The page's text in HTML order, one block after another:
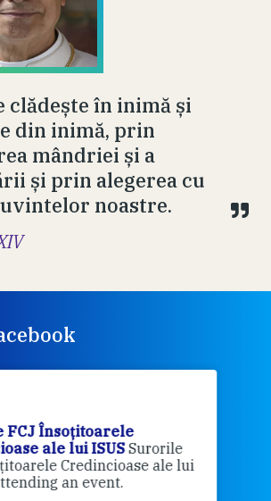
clădește în inimă și
din inimă, prin
mândriei și a
și prin alegerea cu
noastre.
FCJ Însoțitoarele
ale lui ISUSSurorile
Credincioase ale lui
an event.